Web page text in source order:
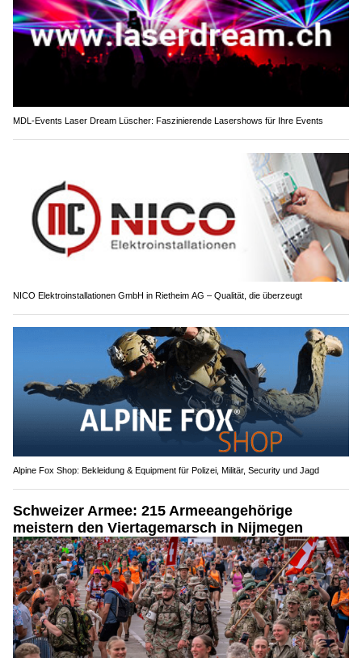
MDL-Events Laser Dream Lüscher: Faszinierende Lasershows für Ihre Events
NICO Elektroinstallationen GmbH in Rietheim AG – Qualität, die überzeugt
Alpine Fox Shop: Bekleidung & Equipment für Polizei, Militär, Security und Jagd
Schweizer Armee: 215 Armeeangehörige
meistern den Viertagemarsch in Nijmegen